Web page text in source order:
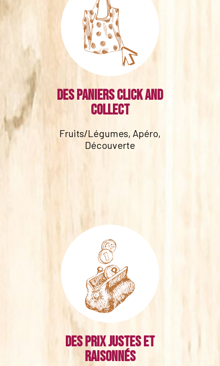
Des paniers click and
collect
Fruits/Légumes, Apéro,
Découverte
Des prix justes et
raisonnés